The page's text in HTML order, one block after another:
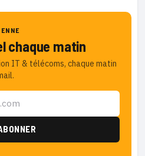
chaque matin
IT & télécoms, chaque matin